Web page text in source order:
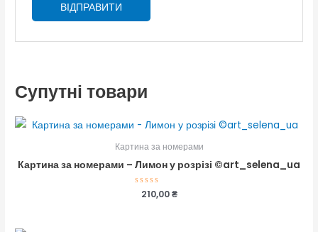
Супутні товари
Картина за номерами
Картина за номерами – Лимон у розрізі ©art_selena_ua
Оцінено
210,00₴